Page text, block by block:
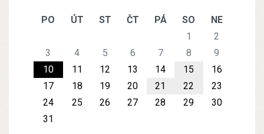
PO ÚT ST ČT PÁ SO
NE
1
2
3
4 5 6 7 8
9
10
11 12 13 14 15
16
17
18 19 20 21 22
23
24
25 26 27 28 29
30
31